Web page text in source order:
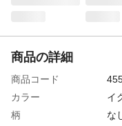
商品の詳細
商品コード
カラー
イ
柄
な